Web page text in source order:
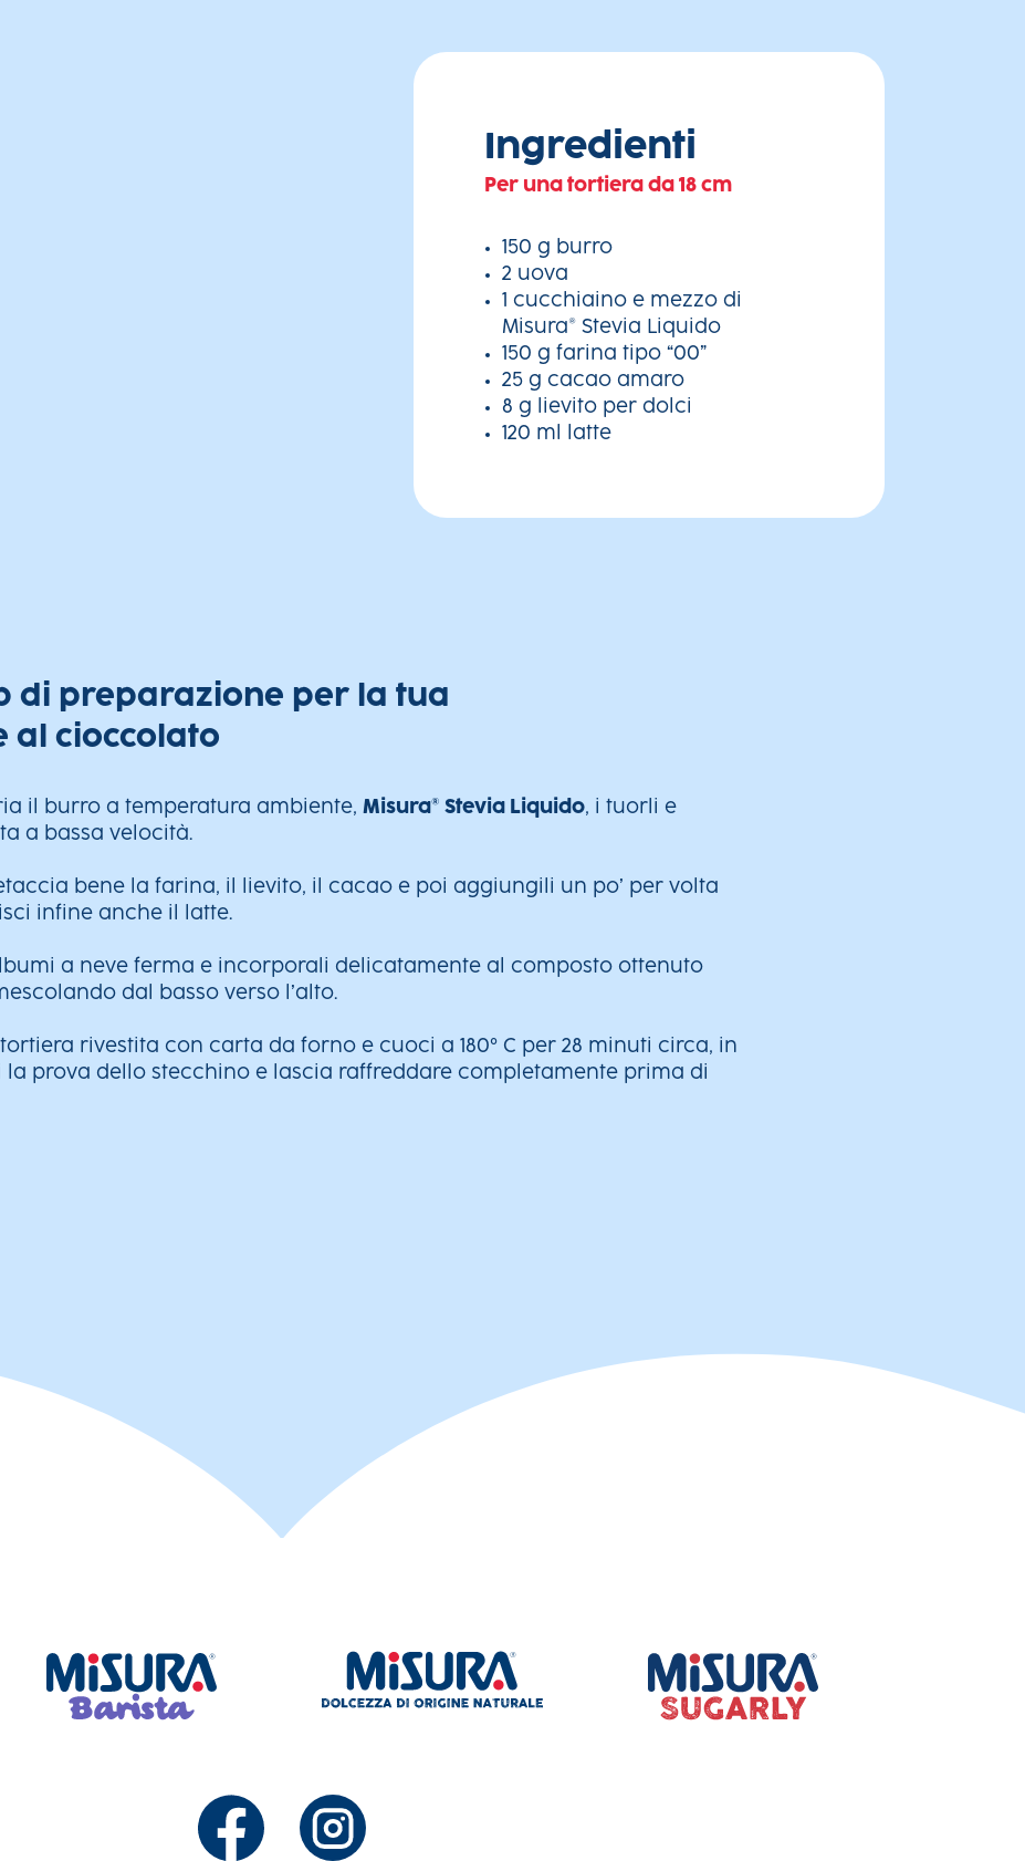
Ingredienti
Per una tortiera da 18 cm
150 g burro
2 uova
1 cucchiaino e mezzo di
Misura® Stevia Liquido
150 g farina tipo “00”
25 g cacao amaro
8 g lievito per dolci
120 ml latte
di preparazione per la tua
al cioccolato
il burro a temperatura ambiente,Misura® Stevia Liquido, i tuorli e
a bassa velocità.
bene la farina, il lievito, il cacao e poi aggiungili un po’ per volta
infine anche il latte.
a neve ferma e incorporali delicatamente al composto ottenuto
dal basso verso l’alto.
rivestita con carta da forno e cuoci a 180° C per 28 minuti circa, in
la prova dello stecchino e lascia raffreddare completamente prima di